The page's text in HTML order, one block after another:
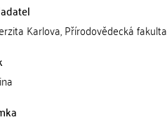
Karlova, Přírodovědecká fakulta